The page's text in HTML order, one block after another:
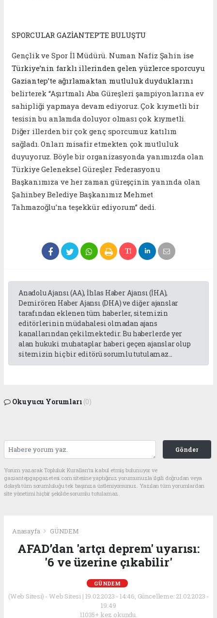
SPORCULAR GAZİANTEP’TE BULUŞTU
Gençlik ve Spor İl Müdürü. Numan Nafiz Şahin ise
Türkiye’nin farklı illerinden gelen yüzlerce sporcuyu
Gaziantep’te ağırlamaktan mutluluk duyduklarını
belirterek “Aşırtmalı Aba Güreşleri şampiyonlarına ev
sahipliği yapmaya devam ediyoruz. Çok kıymetli bir
tesisin bu anlamda doluyor olması çok kıymetli.
Diğer illerden bir çok genç sporcumuz katılım
sağladı. Onları misafir etmekten çok mutluluk
duyuyoruz. Böyle bir organizasyonda yanımızda olan
Türkiye Geleneksel Güreşler Federasyonu
Başkanımıza ve her zaman güreşçinin yanında olan
Şahinbey Belediye Başkanımız Mehmet
Tahmazoğlu’na teşekkür ediyorum” dedi.
Anadolu Ajansı (AA), İhlas Haber Ajansı (İHA),
Demirören Haber Ajansı (DHA) ve diğer ajanslar
tarafından eklenen tüm haberler, sitemizin
editörlerinin müdahalesi olmadan ajans
kanallarından çekilmektedir. Bu haberlerde yer
alan hukuki muhataplar haberi geçen ajanslar olup
sitemizin hiç bir editörü sorumlu tutulamaz...
Okuyucu Yorumları (0)
Gönder
Yorum yazarak Topluluk Kuralları’nı kabul etmiş bulunuyor ve
gaziantepgapgazetesi.com sitesine yaptığınız yorumunuzla ilgili doğrudan veya
dolaylı tüm sorumluluğu tek başınıza üstleniyorsunuz. Yazılan tüm yorumlardan
site yönetimi hiçbir şekilde sorumlu tutulamaz.
Anasayfa GÜNDEM
AFAD’dan 'artçı deprem' uyarısı:
'6 ve üzerine çıkabilir'
GÜNDEM
(Web Sitesi) - Web Sitesi | 19.02.2023 - 14:46, Güncelleme: 21.02.2023 -
19:49
11035+ kez okundu.